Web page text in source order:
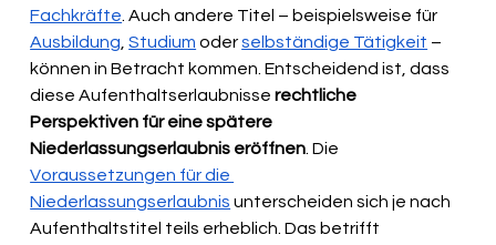
Fachkräfte. Auch andere Titel – beispielsweise für
Ausbildung, Studium oder selbständige Tätigkeit –
können in Betracht kommen. Entscheidend ist, dass
diese Aufenthaltserlaubnisse rechtliche
Perspektiven für eine spätere
Niederlassungserlaubnis eröffnen. Die
Voraussetzungen für die
Niederlassungserlaubnis unterscheiden sich je nach
Aufenthaltstitel teils erheblich. Das betrifft